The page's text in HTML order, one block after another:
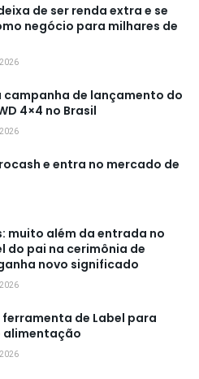
de ser renda extra e se
negócio para milhares de
campanha de lançamento do
4×4 no Brasil
e entra no mercado de
muito além da entrada no
do pai na cerimônia de
novo significado
ferramenta de Label para
alimentação